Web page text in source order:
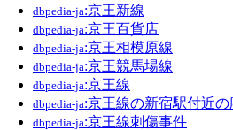
dbpedia-ja:京王新線
dbpedia-ja:京王百貨店
dbpedia-ja:京王相模原線
dbpedia-ja:京王競馬場線
dbpedia-ja:京王線
dbpedia-ja:京王線の新宿駅付近の
dbpedia-ja:京王線刺傷事件